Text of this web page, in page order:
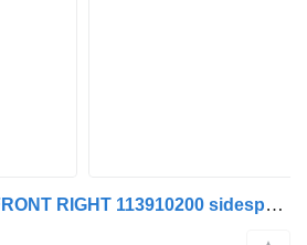
DAF Mirror Cover - FRONT RIGHT 113910200 sidespejl til DAF LF lastbil